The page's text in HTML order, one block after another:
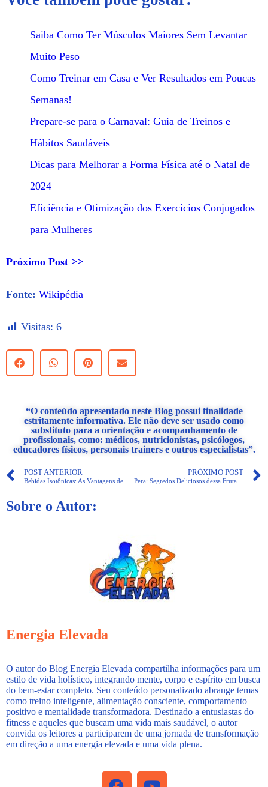
Saiba Como Ter Músculos Maiores Sem Levantar
Muito Peso
Como Treinar em Casa e Ver Resultados em Poucas
Semanas!
Prepare-se para o Carnaval: Guia de Treinos e
Hábitos Saudáveis
Dicas para Melhorar a Forma Física até o Natal de
2024
Eficiência e Otimização dos Exercícios Conjugados
para Mulheres
Próximo Post >>
Fonte: Wikipédia
Visitas: 6
“O conteúdo apresentado neste Blog possui finalidade
estritamente informativa. Ele não deve ser usado como
substituto para a orientação e acompanhamento de
profissionais, como: médicos, nutricionistas, psicólogos,
educadores físicos, personais trainers e outros especialistas”.
POST ANTERIOR PRÓXIMO POST
Pera: Segredos Deliciosos dessa Fruta Versátil para o seu Paladar
Sobre o Autor:
Energia Elevada
O autor do Blog Energia Elevada compartilha informações para um
estilo de vida holístico, integrando mente, corpo e espírito em busca
do bem-estar completo. Seu conteúdo personalizado abrange temas
como treino inteligente, alimentação consciente, comportamento
positivo e mentalidade transformadora. Destinado a entusiastas do
fitness e aqueles que buscam uma vida mais saudável, o autor
convida os leitores a participarem de uma jornada de transformação
em direção a uma energia elevada e uma vida plena.